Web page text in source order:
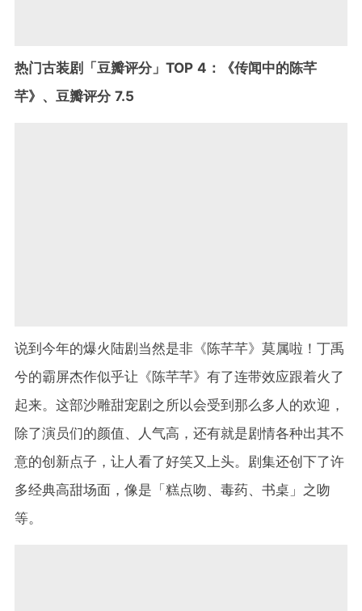
热门古装剧「豆瓣评分」TOP 4：《传闻中的陈芊
芊》、豆瓣评分 7.5
说到今年的爆火陆剧当然是非《陈芊芊》莫属啦！丁禹
兮的霸屏杰作似乎让《陈芊芊》有了连带效应跟着火了
起来。这部沙雕甜宠剧之所以会受到那么多人的欢迎，
除了演员们的颜值、人气高，还有就是剧情各种出其不
意的创新点子，让人看了好笑又上头。剧集还创下了许
多经典高甜场面，像是「糕点吻、毒药、书桌」之吻
等。